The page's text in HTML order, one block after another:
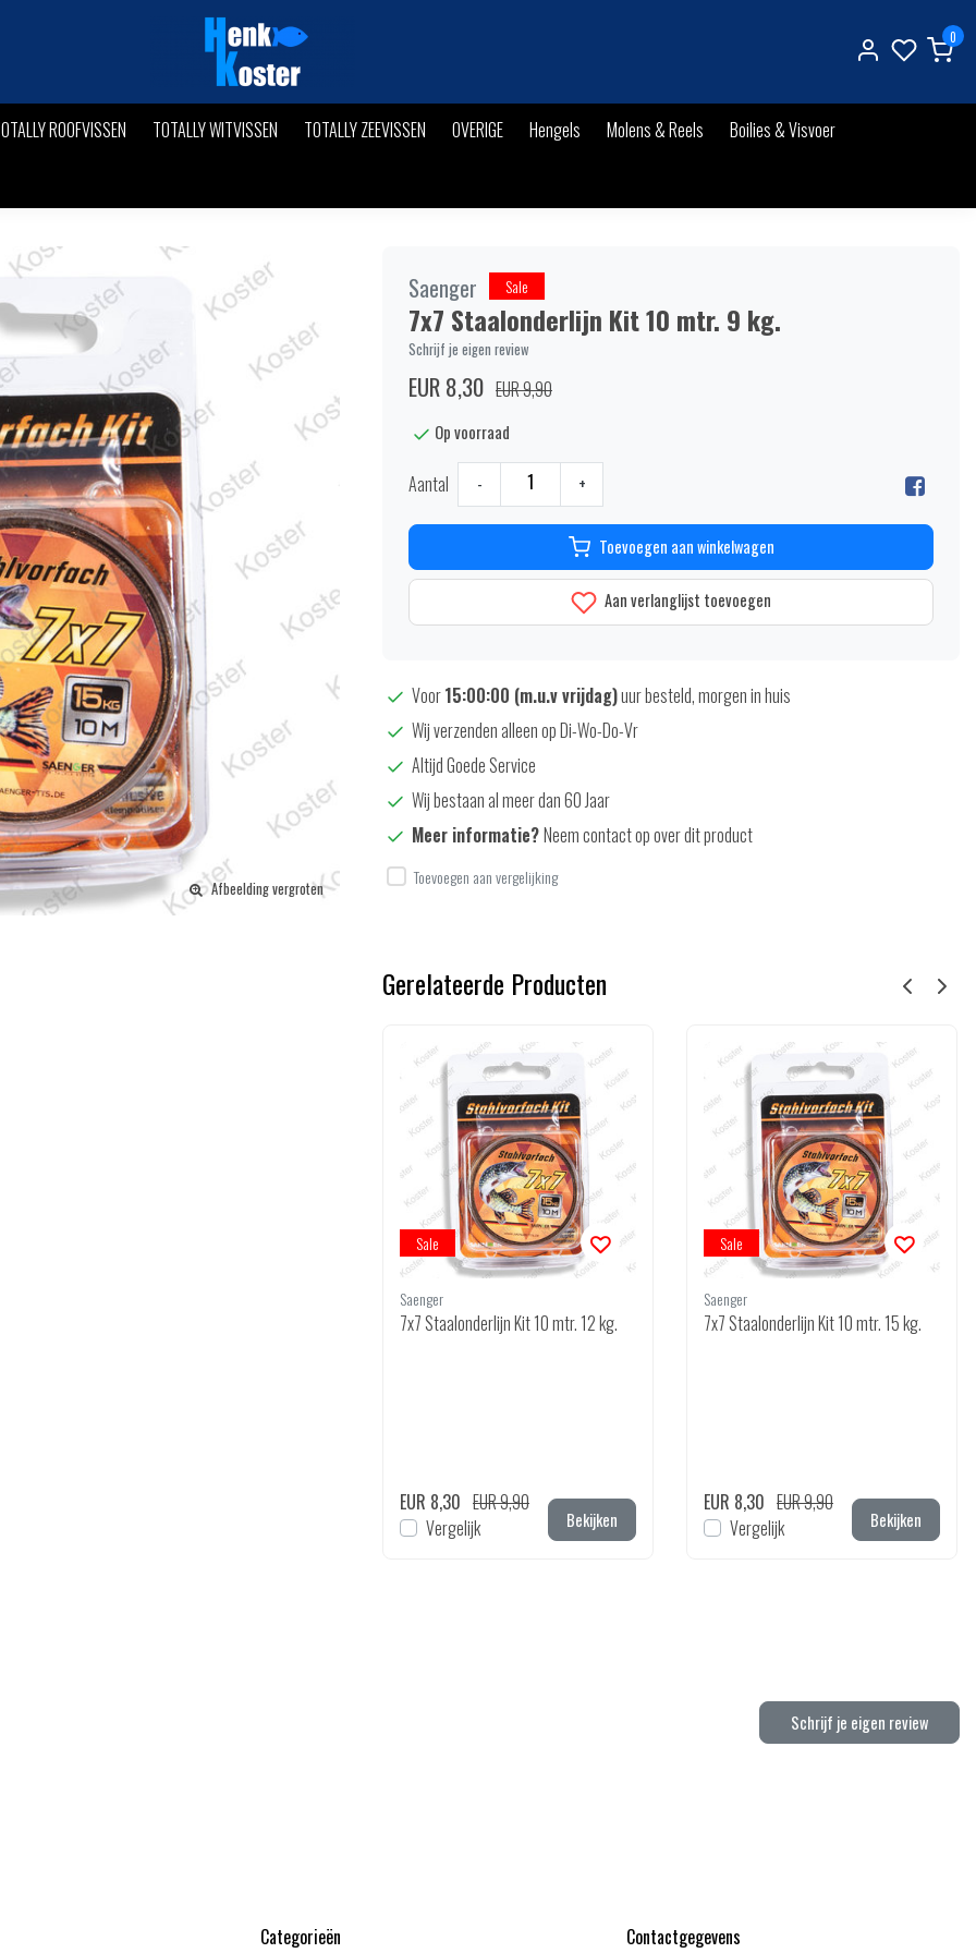
0
ROOFVISSEN TOTALLY WITVISSEN TOTALLY ZEEVISSEN OVERIGE Hengels Molens & Reels
Boilies & Visvoer
Afbeelding vergroten
Saenger Sale
7x7 Staalonderlijn Kit 10 mtr. 9 kg.
Schrijf je eigen review
EUR 8,30 EUR 9,90
Op voorraad
Aantal - +
Toevoegen aan winkelwagen
Aan verlanglijst toevoegen
Voor15:00:00 (m.u.v vrijdag)uur besteld, morgen in huis
Wij verzenden alleen op Di-Wo-Do-Vr
Altijd Goede Service
Wij bestaan al meer dan 60 Jaar
Meer informatie?Neem contact op over dit product
Toevoegen aan vergelijking
Gerelateerde Producten
Sale
Saenger
7x7 Staalonderlijn Kit 10 mtr. 12 kg.
EUR 8,30 EUR 9,90
Vergelijk
Bekijken
Sale
Saenger
7x7 Staalonderlijn Kit 10 mtr. 15 kg.
EUR 8,30 EUR 9,90
Vergelijk
Bekijken
Schrijf je eigen review
Categorieën Contactgegevens